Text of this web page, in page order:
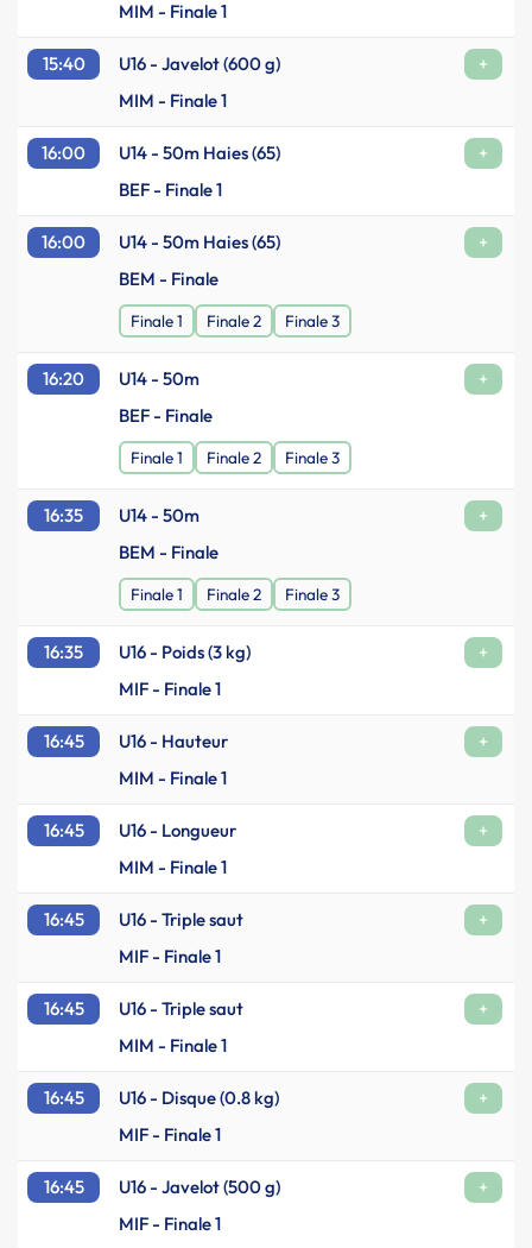
MIM - Finale 1
15:40 U16 - Javelot (600 g)
+
MIM - Finale 1
16:00 U14 - 50m Haies (65)
+
BEF - Finale 1
16:00 U14 - 50m Haies (65)
+
BEM - Finale
Finale 1 Finale 2 Finale 3
16:20 U14 - 50m
+
BEF - Finale
Finale 1 Finale 2 Finale 3
16:35 U14 - 50m
+
BEM - Finale
Finale 1 Finale 2 Finale 3
16:35 U16 - Poids (3 kg)
+
MIF - Finale 1
16:45 U16 - Hauteur
+
MIM - Finale 1
16:45 U16 - Longueur
+
MIM - Finale 1
16:45 U16 - Triple saut
+
MIF - Finale 1
16:45 U16 - Triple saut
+
MIM - Finale 1
16:45 U16 - Disque (0.8 kg)
+
MIF - Finale 1
16:45 U16 - Javelot (500 g)
+
MIF - Finale 1